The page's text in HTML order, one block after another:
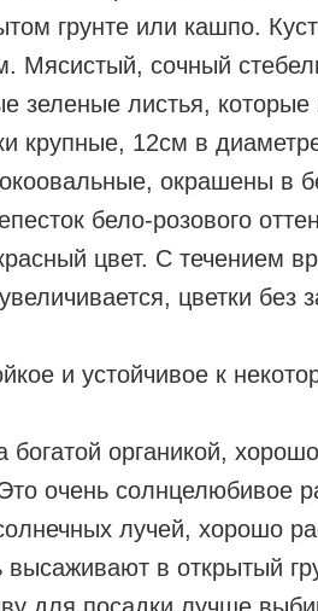
грунте или кашпо.
Мясистый, сочный
зеленые листья,
крупные, 12см в
окрашены в
бело-розового
цвет. С течением
цветки без
и устойчивое к
богатой органикой,
очень солнцелюбивое
лучей, хорошо
в открытый